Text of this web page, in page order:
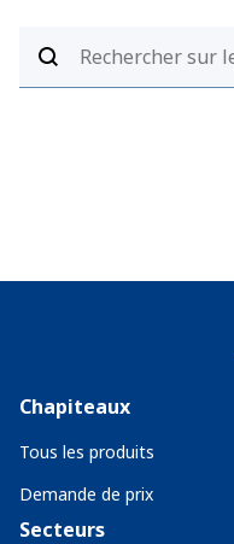
Chapiteaux
Tous les produits
Demande de prix
Secteurs